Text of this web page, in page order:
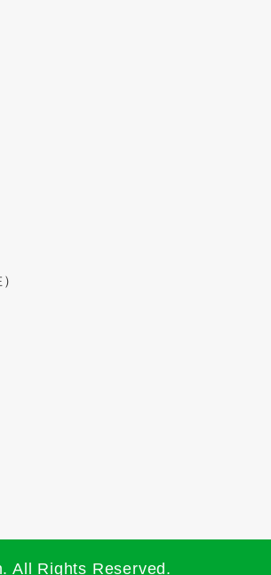
All Rights Reserved.